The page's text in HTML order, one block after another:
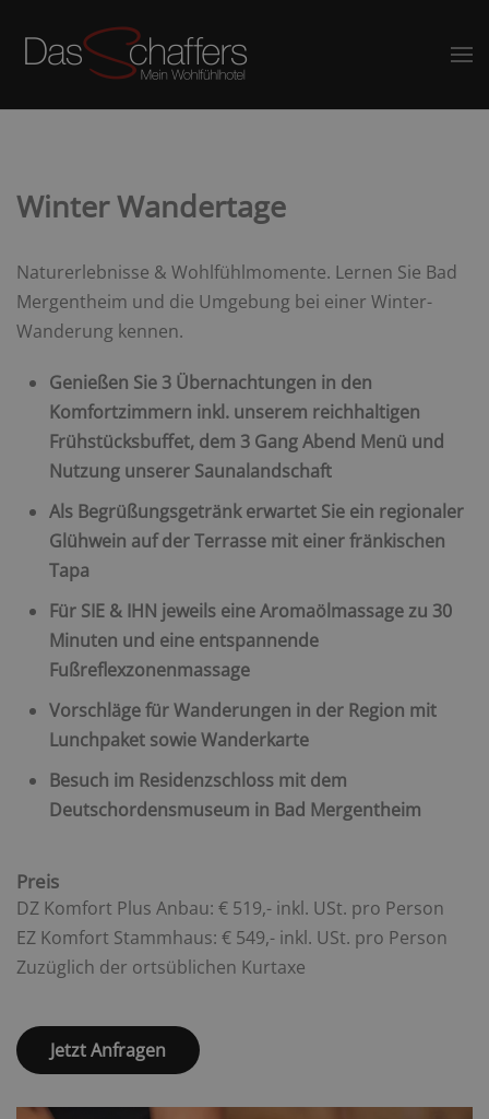
Winter Wandertage
Naturerlebnisse & Wohlfühlmomente. Lernen Sie Bad
Mergentheim und die Umgebung bei einer Winter-
Wanderung kennen.
Genießen Sie 3 Übernachtungen in den
Komfortzimmern inkl. unserem reichhaltigen
Frühstücksbuffet, dem 3 Gang Abend Menü und
Nutzung unserer Saunalandschaft
Als Begrüßungsgetränk erwartet Sie ein regionaler
Glühwein auf der Terrasse mit einer fränkischen
Tapa
Für SIE & IHN jeweils eine Aromaölmassage zu 30
Minuten und eine entspannende
Fußreflexzonenmassage
Vorschläge für Wanderungen in der Region mit
Lunchpaket sowie Wanderkarte
Besuch im Residenzschloss mit dem
Deutschordensmuseum in Bad Mergentheim
Preis
DZ Komfort Plus Anbau: € 519,- inkl. USt. pro Person
EZ Komfort Stammhaus: € 549,- inkl. USt. pro Person
Zuzüglich der ortsüblichen Kurtaxe
Jetzt Anfragen